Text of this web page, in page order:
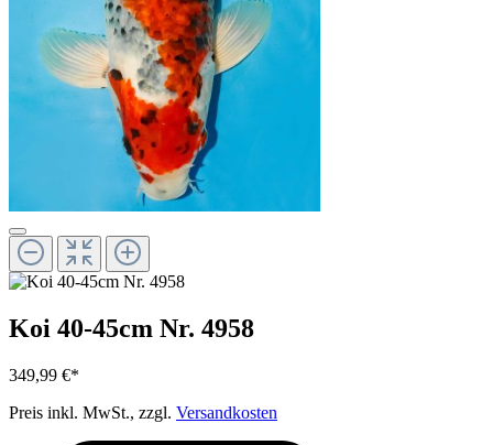
Koi 40-45cm Nr. 4958
349,99 €*
Preis inkl. MwSt., zzgl. Versandkosten